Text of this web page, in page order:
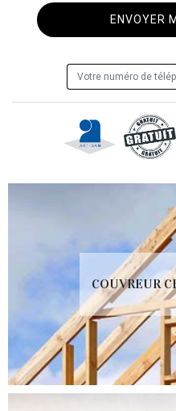
COUVREUR